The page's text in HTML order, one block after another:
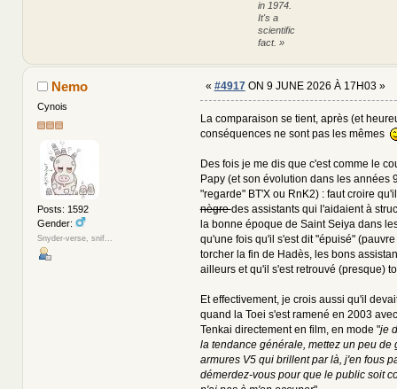
in 1974.
It's a
scientific
fact. »
Nemo
Cynois
Posts: 1592
Gender:
Snyder-verse, snif...
« #4917ON 9 JUNE 2026 À 17H03 »
La comparaison se tient, après (et
conséquences ne sont pas les mêmes
Des fois je me dis que c'est comme le
Papy (et son évolution dans les années
"regarde" BT'X ou RnK2) : faut croire
nègredes assistants qui l'aidaient à
la bonne époque de Saint Seiya dans
qu'une fois qu'il s'est dit "épuisé"
torcher la fin de Hadès, les bons
ailleurs et qu'il s'est retrouvé (presque)
Et effectivement, je crois aussi qu'il
quand la Toei s'est ramené en 2003
Tenkai directement en film, en mode "je
la tendance générale, mettez un peu de
armures V5 qui brillent par là, j'en fous
démerdez-vous pour que le public soit